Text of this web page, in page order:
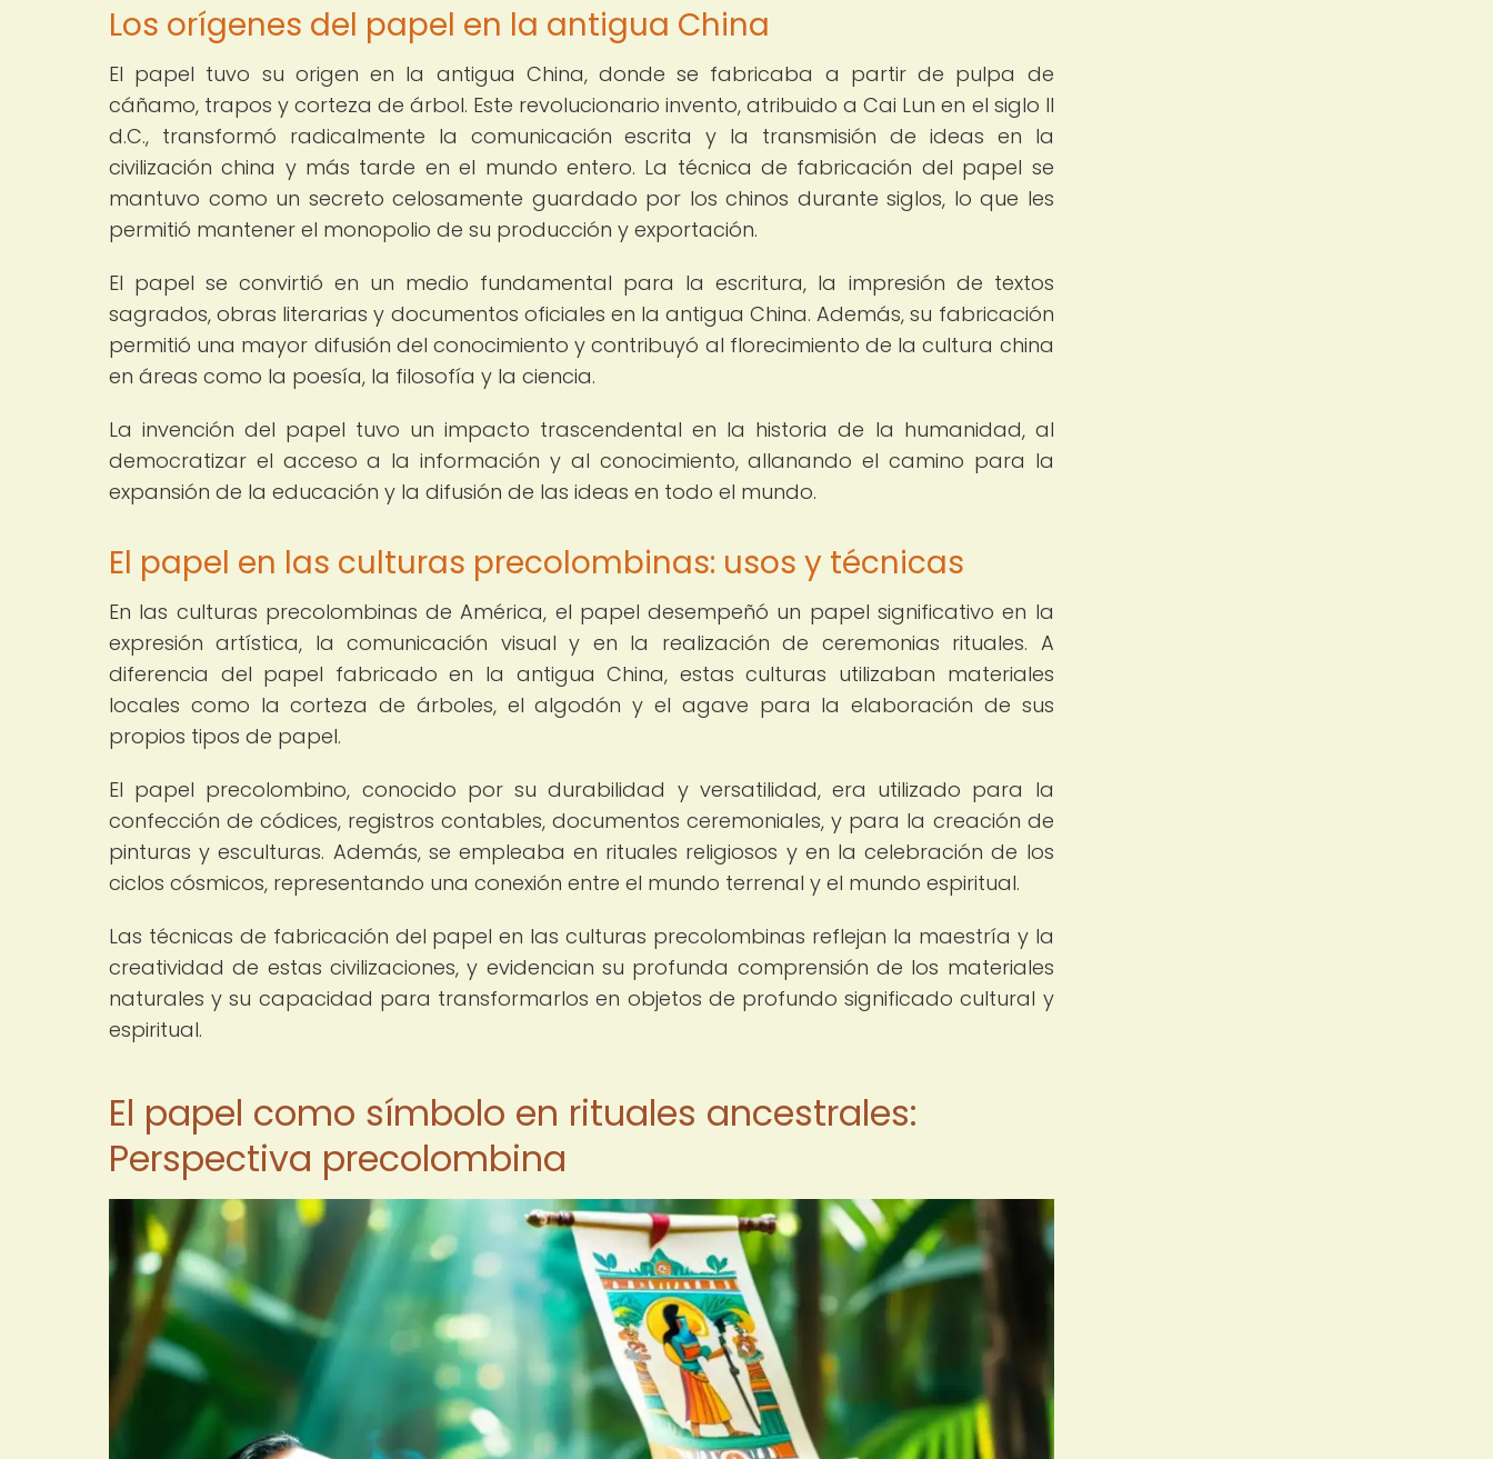
Los orígenes del papel en la antigua China
El papel tuvo su origen en la antigua China, donde se fabricaba a partir de pulpa de
cáñamo, trapos y corteza de árbol. Este revolucionario invento, atribuido a Cai Lun en el siglo II
d.C., transformó radicalmente la comunicación escrita y la transmisión de ideas en la
civilización china y más tarde en el mundo entero. La técnica de fabricación del papel se
mantuvo como un secreto celosamente guardado por los chinos durante siglos, lo que les
permitió mantener el monopolio de su producción y exportación.
El papel se convirtió en un medio fundamental para la escritura, la impresión de textos
sagrados, obras literarias y documentos oficiales en la antigua China. Además, su fabricación
permitió una mayor difusión del conocimiento y contribuyó al florecimiento de la cultura china
en áreas como la poesía, la filosofía y la ciencia.
La invención del papel tuvo un impacto trascendental en la historia de la humanidad, al
democratizar el acceso a la información y al conocimiento, allanando el camino para la
expansión de la educación y la difusión de las ideas en todo el mundo.
El papel en las culturas precolombinas: usos y técnicas
En las culturas precolombinas de América, el papel desempeñó un papel significativo en la
expresión artística, la comunicación visual y en la realización de ceremonias rituales. A
diferencia del papel fabricado en la antigua China, estas culturas utilizaban materiales
locales como la corteza de árboles, el algodón y el agave para la elaboración de sus
propios tipos de papel.
El papel precolombino, conocido por su durabilidad y versatilidad, era utilizado para la
confección de códices, registros contables, documentos ceremoniales, y para la creación de
pinturas y esculturas. Además, se empleaba en rituales religiosos y en la celebración de los
ciclos cósmicos, representando una conexión entre el mundo terrenal y el mundo espiritual.
Las técnicas de fabricación del papel en las culturas precolombinas reflejan la maestría y la
creatividad de estas civilizaciones, y evidencian su profunda comprensión de los materiales
naturales y su capacidad para transformarlos en objetos de profundo significado cultural y
espiritual.
El papel como símbolo en rituales ancestrales:
Perspectiva precolombina